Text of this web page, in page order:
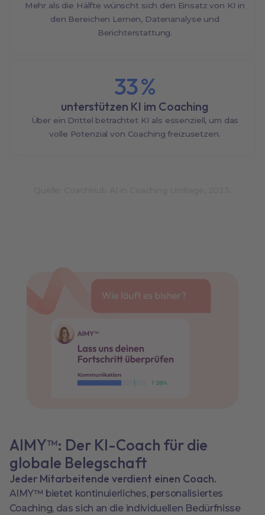
Mehr als die Hälfte wünscht sich den Einsatz von KI in
den Bereichen Lernen, Datenanalyse und
Berichterstattung.
33%
unterstützen KI im Coaching
Über ein Drittel betrachtet KI als essenziell, um das
volle Potenzial von Coaching freizusetzen.
AIMY™: Der KI-Coach für die
globale Belegschaft
Jeder Mitarbeitende verdient einen Coach.
AIMY™ bietet kontinuierliches, personalisiertes
Coaching, das sich an die individuellen Bedürfnisse